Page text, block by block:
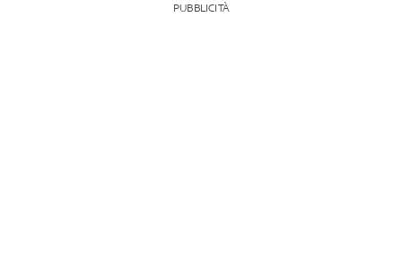
PUBBLICITÀ